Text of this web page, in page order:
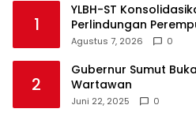
1
YLBH-ST
Perlindungan
Agustus 7, 2026 0
2
Gubernur Sumut
Wartawan
Juni 22, 2025 0